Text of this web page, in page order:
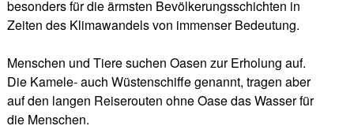
besonders für die ärmsten Bevölkerungsschichten in
Zeiten des Klimawandels von immenser Bedeutung.
Menschen und Tiere suchen Oasen zur Erholung auf.
Die Kamele- auch Wüstenschiffe genannt, tragen aber
auf den langen Reiserouten ohne Oase das Wasser für
die Menschen.